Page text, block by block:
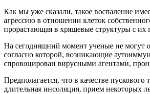
Как мы уже сказали, такое воспаление
агрессию в отношении клеток
прорастающая в хрящевые структуры с
На сегодняшний момент ученые не могут
согласно которой, возникающие
спровоцирован вирусными агентами,
Предполагается, что в качестве
длительная инсоляция, прием некоторых